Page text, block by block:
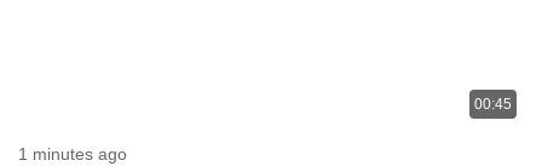
00:45
1 minutes ago